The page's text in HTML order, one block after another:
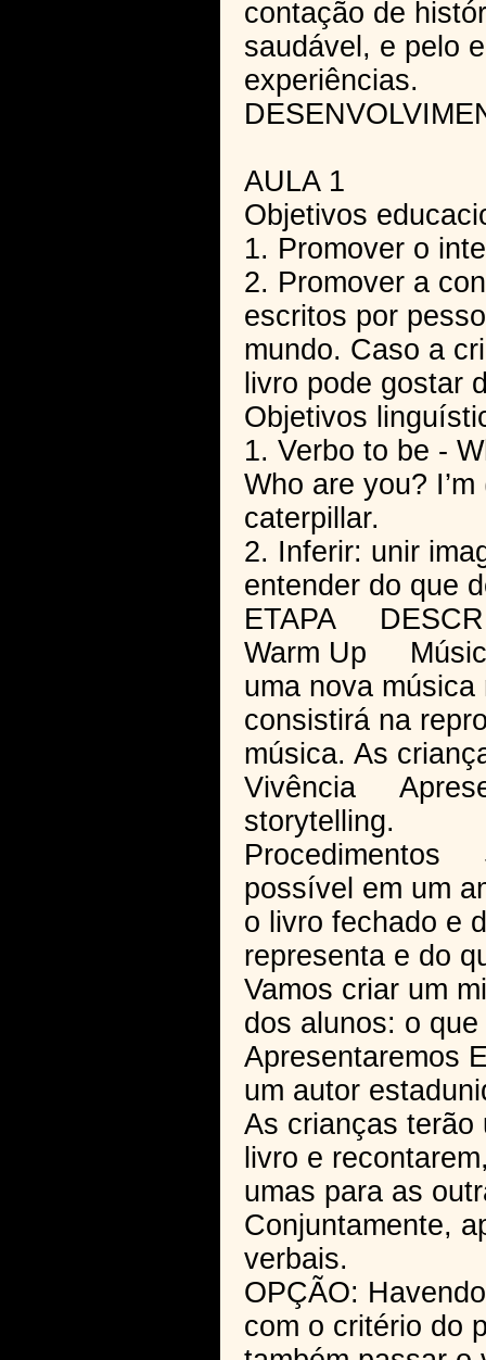
contação de
saudável, e pelo
experiências.
AULA 1
Objetivos
1. Promover o
2. Promover a
escritos por
mundo. Caso a
livro pode gostar
Objetivos
1. Verbo to be -
Who are you?
caterpillar.
2. Inferir: unir
entender do que
ETAPA
Warm Up
uma nova música
consistirá na
música. As
Vivência
storytelling.
Procedimentos
possível em um
o livro fechado e
representa e do
Vamos criar um
dos alunos: o
Apresentaremos
um autor
As crianças terão
livro e
umas para as
Conjuntamente,
verbais.
OPÇÃO:
com o critério do